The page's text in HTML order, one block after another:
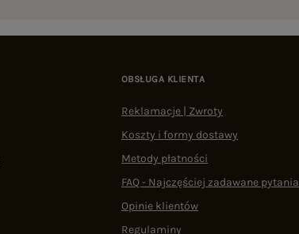
OBSŁUGA KLIENTA
Reklamacje | Zwroty
Koszty i formy dostawy
Metody płatności
FAQ - Najczęściej zadawane pytania
Opinie klientów
Regulaminy